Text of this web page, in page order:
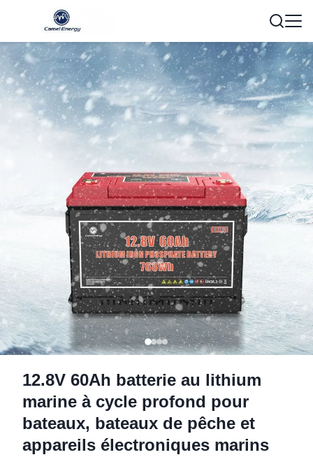
12.8V 60Ah batterie au lithium
marine à cycle profond pour
bateaux, bateaux de pêche et
appareils électroniques marins